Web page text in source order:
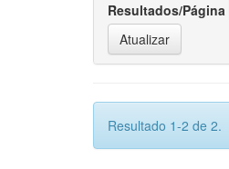
Resultados/Página
Resultado 1-2 de 2.